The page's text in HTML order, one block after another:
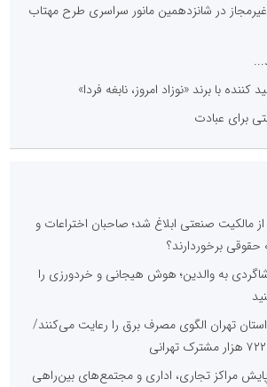
183 برق غیرمجاز در شانزدهمین مانور سراسری طرح مهتاب
کننده با برند «نوزاد امروز، نابغه فردا»
برای عبادت
مالکیت صنعتی ابلاغ شد؛ صاحبان اختراعات و
برخوردارند؟
به والدین؛ هوش هیجانی و خردورزی را
استان تهران الگوی مصرف برق را رعایت می‌کنند/
مورد پایش مراکز تجاری، اداری و مجتمع‌های بین‌راهی